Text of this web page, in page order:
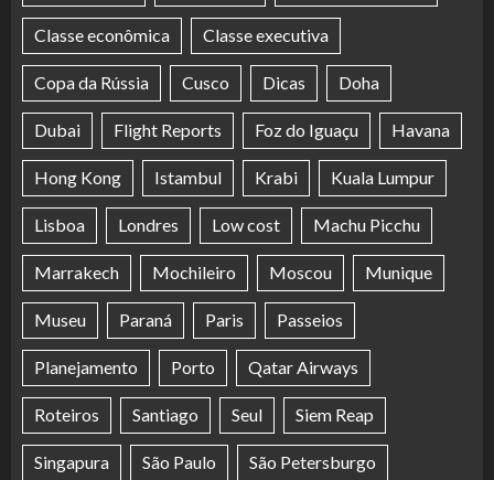
Classe econômica Classe executiva
Copa da Rússia Cusco Dicas Doha
Dubai Flight Reports Foz do Iguaçu Havana
Hong Kong Istambul Krabi Kuala Lumpur
Lisboa Londres Low cost Machu Picchu
Marrakech Mochileiro Moscou Munique
Museu Paraná Paris Passeios
Planejamento Porto Qatar Airways
Roteiros Santiago Seul Siem Reap
Singapura São Paulo São Petersburgo